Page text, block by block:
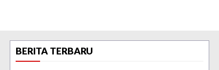
BERITA TERBARU